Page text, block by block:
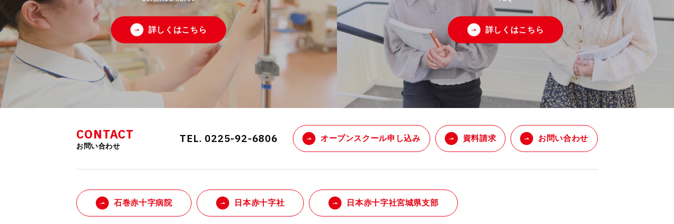
詳しくはこちら 詳しくはこちら
CONTACT
お問い合わせ
TEL. 0225-92-6806 オープンスクール申し込み 資料請求 お問い合わせ
石巻赤十字病院 日本赤十字社 日本赤十字社宮城県支部